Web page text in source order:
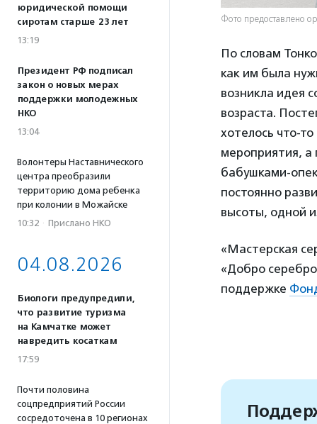
юридической помощи
сиротам старше 23 лет
13:19
Президент РФ подписал
закон о новых мерах
поддержки молодежных
НКО
13:04
Волонтеры Наставнического
центра преобразили
территорию дома ребенка
при колонии в Можайске
10:32 · Прислано НКО
04.08.2026
Биологи предупредили,
что развитие туризма
на Камчатке может
навредить косаткам
17:59
Почти половина
соцпредприятий России
сосредоточена в 10 регионах
Фото предоставлено
По словам
как им была
возникла идея
возраста.
хотелось что-
мероприятия, а
бабушками-
постоянно
высоты, одной
«Мастерская
«Добро
поддержке